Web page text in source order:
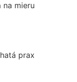
na mieru
prax